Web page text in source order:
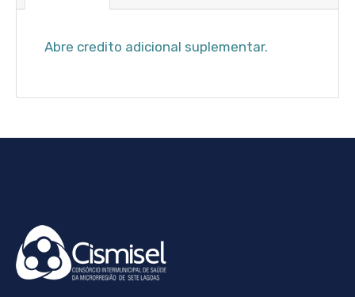
Abre credito adicional suplementar.